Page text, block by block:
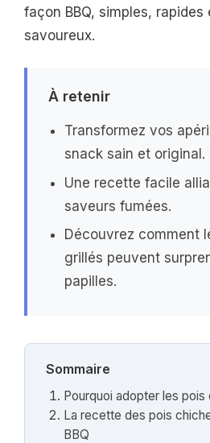
façon BBQ, simples,
savoureux.
À retenir
Transformez vos
snack sain et original.
Une recette facile
saveurs fumées.
Découvrez comment
grillés peuvent
papilles.
Sommaire
Pourquoi adopter les pois
La recette des pois
BBQ